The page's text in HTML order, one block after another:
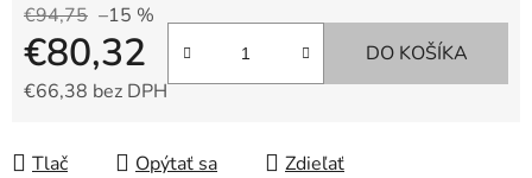
€94,75 –15 %
€80,32
€66,38 bez DPH
DO KOŠÍKA
Tlač Opýtať sa Zdieľať